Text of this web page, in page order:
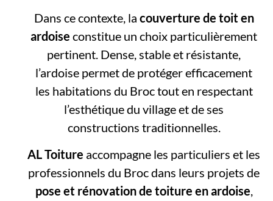
Dans ce contexte, la couverture de toit en
ardoise constitue un choix particulièrement
pertinent. Dense, stable et résistante,
l’ardoise permet de protéger efficacement
les habitations du Broc tout en respectant
l’esthétique du village et de ses
constructions traditionnelles.
AL Toiture accompagne les particuliers et les
professionnels du Broc dans leurs projets de
pose et rénovation de toiture en ardoise,